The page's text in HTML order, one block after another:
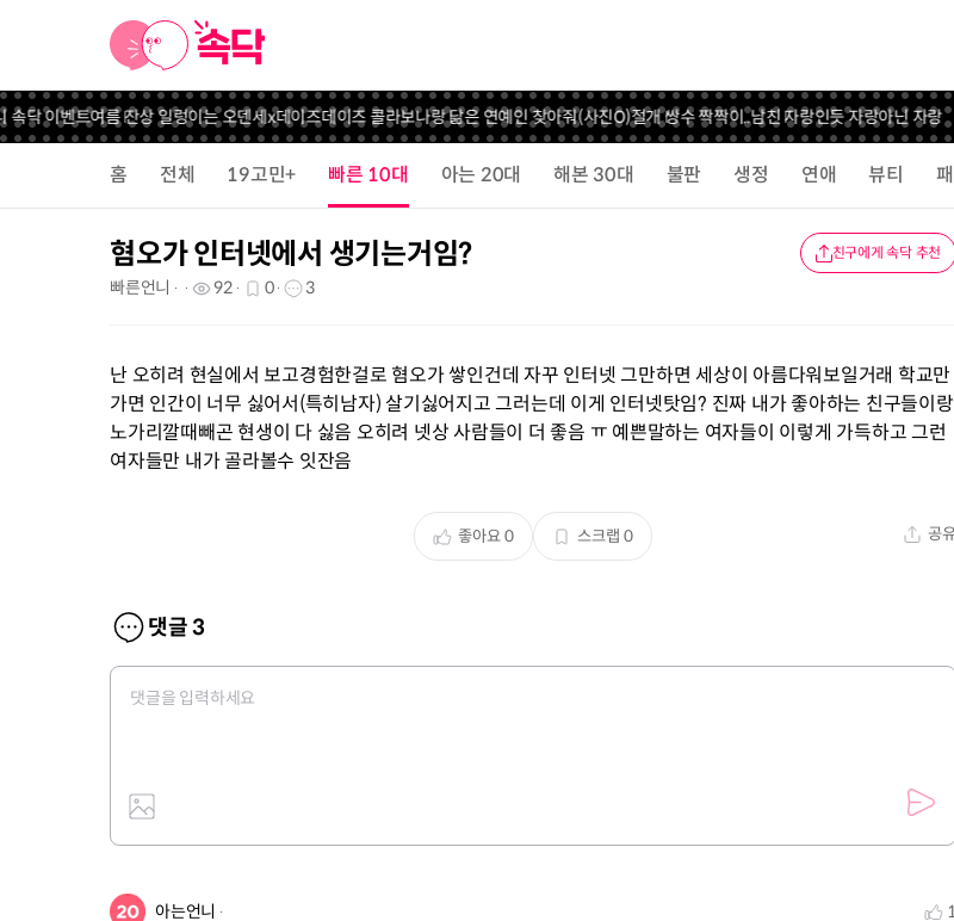
닥 이벤트여름 잔상 일렁이는 오덴세x데이즈데이즈 콜라보나랑 닮은 연예인 찾아줘(사진O)절개 쌍수 짝짝이..남친 자랑인듯 자랑아닌 자랑
홈 전체 19고민+ 빠른 10대 아는 20대 해본 30대 불판 생정 연애 뷰티
혐오가 인터넷에서 생기는거임? 친구에게 속닥 추천
빠른언니 92 0 3
난 오히려 현실에서 보고경험한걸로 혐오가 쌓인건데 자꾸 인터넷 그만하면 세상이 아름다워보일거래 학교만
가면 인간이 너무 싫어서(특히남자) 살기싫어지고 그러는데 이게 인터넷탓임? 진짜 내가 좋아하는 친구들이랑
노가리깔때빼곤 현생이 다 싫음 오히려 넷상 사람들이 더 좋음 ㅠ 예쁜말하는 여자들이 이렇게 가득하고 그런
여자들만 내가 골라볼수 잇잔음
좋아요0 스크랩 0 공
댓글3
아는언니 1